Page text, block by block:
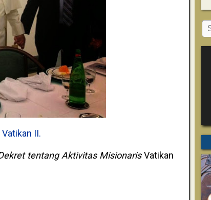
II.
tentang Aktivitas MisionarisVatikan